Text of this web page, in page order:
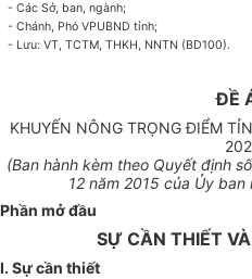
- Các Sở, ban, ngành;
- Chánh, Phó VPUBND tỉnh;
- Lưu: VT, TCTM, THKH, NNTN (BD100).
ĐỀ
KHUYẾN NÔNG TRỌNG ĐIỂM
(Ban hành kèm theo Quyết định số
12 năm 2015 của Ủy ban
Phần mở đầu
SỰ CẦN THIẾT
I. Sự cần thiết